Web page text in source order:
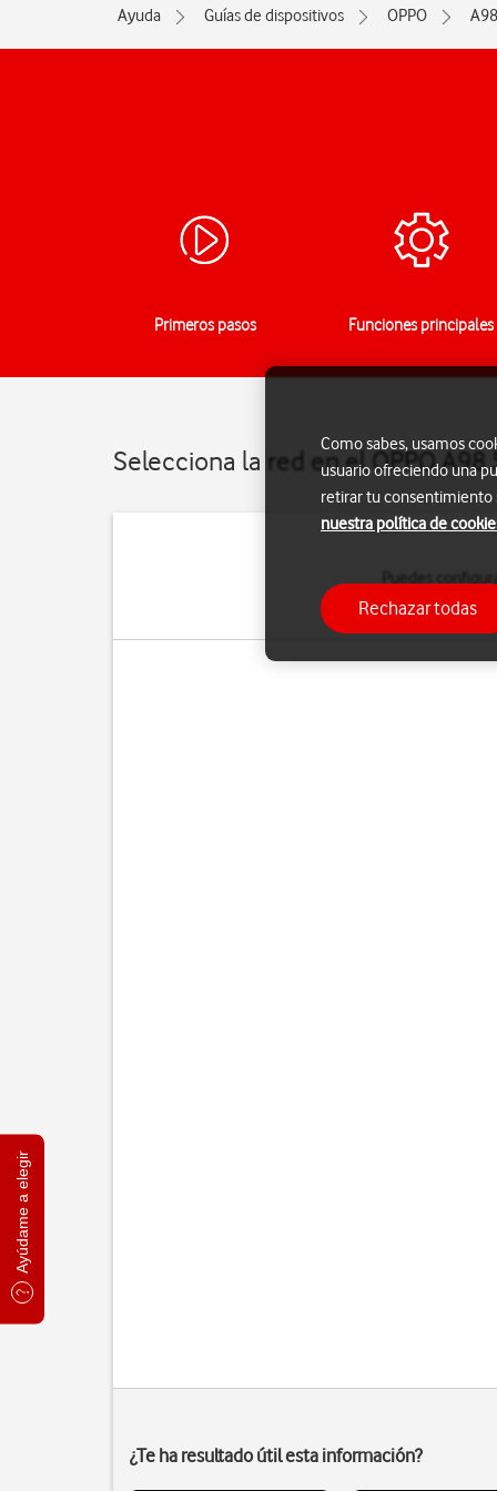
Ayúdame a elegir
Ayuda Guías de dispositivos OPPO
Primeros pasos Funciones principales
Selecciona la red en el OPPO A98
manualmente. Si
¿Te ha resultado útil esta información?
Como sabes, usamos
usuario ofreciendo una
retirar tu consentimiento
nuestra política de
Rechazar todas